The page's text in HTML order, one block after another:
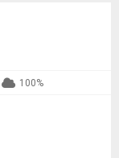
100%